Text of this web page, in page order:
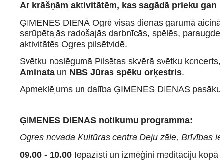
Ar krāšņām aktivitātēm, kas sagādā prieku
ĢIMENES DIENĀ Ogrē visas dienas garumā
sarūpētajās radošajās darbnīcās, spēlēs,
aktivitātēs Ogres pilsētvidē.
Svētku noslēgumā Pilsētas skvērā svētku
Aminata un NBS Jūras spēku orķestris.
Apmeklējums un dalība ĢIMENES DIENAS
ĢIMENES DIENAS notikumu programma:
Ogres novada Kultūras centra Deju zāle, Brīvības
09.00 - 10.00 Iepazīsti un izmēģini meditāciju